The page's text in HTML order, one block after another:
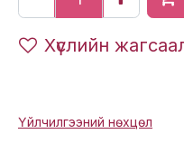
Хүслийн
Үйлчилгээний нөхцөл